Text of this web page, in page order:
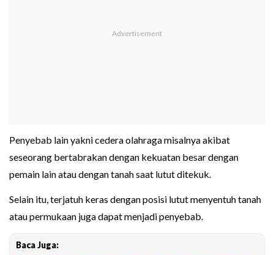
Penyebab lain yakni cedera olahraga misalnya akibat
seseorang bertabrakan dengan kekuatan besar dengan
pemain lain atau dengan tanah saat lutut ditekuk.
Selain itu, terjatuh keras dengan posisi lutut menyentuh tanah
atau permukaan juga dapat menjadi penyebab.
Baca Juga: